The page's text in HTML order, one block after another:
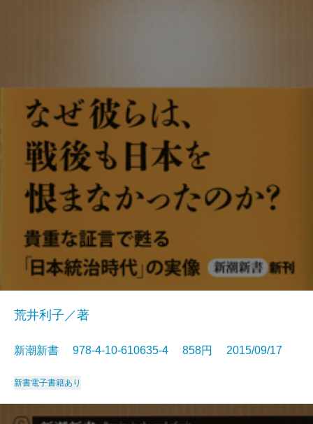
荒井利子／著
新潮新書 978-4-10-610635-4 858円 2015/09/17
新書電子書籍あり